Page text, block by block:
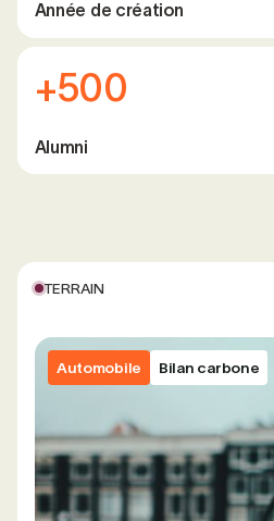
Année de création
+500
Alumni
TERRAIN
Automobile Bilan carbone